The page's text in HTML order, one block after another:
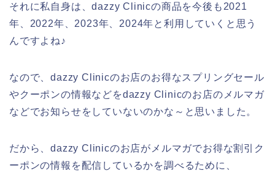
それに私自身は、dazzy Clinicの商品を今後も2021
年、2022年、2023年、2024年と利用していくと思う
んですよね♪
なので、dazzy Clinicのお店のお得なスプリングセール
やクーポンの情報などをdazzy Clinicのお店のメルマガ
などでお知らせをしていないのかな～と思いました。
だから、dazzy Clinicのお店がメルマガでお得な割引ク
ーポンの情報を配信しているかを調べるために、